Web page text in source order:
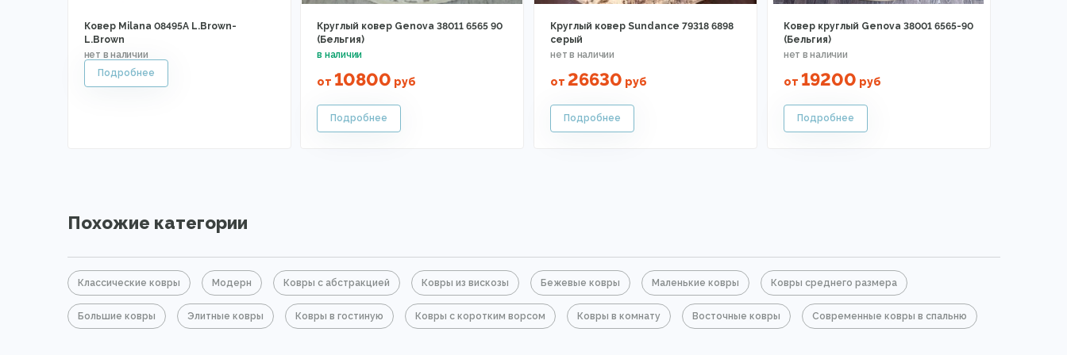
Ковер Milana 08495A L.Brown-
L.Brown
Круглый ковер Genova 38011 6565 90
(Бельгия)
от 10800 руб
Круглый ковер Sundance 79318 6898
серый
от 26630 руб
Ковер круглый Genova 38001 6565-90
(Бельгия)
от 19200 руб
Похожие категории
Классические ковры Модерн Ковры с абстракцией Ковры из вискозы Бежевые ковры Маленькие ковры Ковры среднего размера
Большие ковры Элитные ковры Ковры в гостиную Ковры с коротким ворсом Ковры в комнату Восточные ковры Современные ковры в спальню